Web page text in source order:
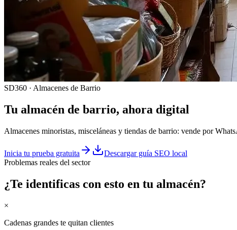
SD360 · Almacenes de Barrio
Tu almacén de barrio, ahora digital
Almacenes minoristas, misceláneas y tiendas de barrio: vende por
Inicia tu prueba gratuita
Descargar guía SEO local
Problemas reales del sector
¿Te identificas con esto en tu almacén?
×
Cadenas grandes te quitan clientes